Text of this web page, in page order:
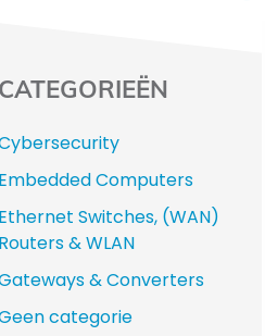
CATEGORIEËN
Embedded Computers
Ethernet Switches, (WAN)
Routers & WLAN
& Converters
categorie